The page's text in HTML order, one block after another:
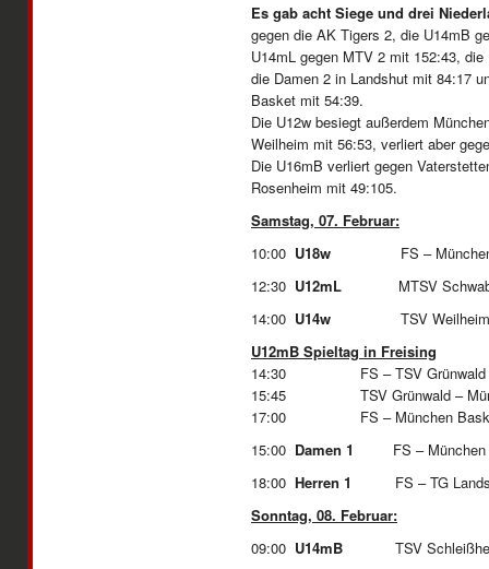
Es gab acht Siege und drei
gegen die AK Tigers 2, die U14mB
U14mL gegen MTV 2 mit 152:43,
die Damen 2 in Landshut mit 84:17
Basket mit 54:39.
Die U12w besiegt außerdem
Weilheim mit 56:53, verliert aber
Die U16mB verliert gegen
Rosenheim mit 49:105.
Samstag, 07. Februar:
10:00 U18w
FS –
12:30 U12mL MTSV
14:00 U14w
TSV Weilheim
U12mB Spieltag in Freising
14:30 FS – TSV Grünwald
15:45 TSV Grünwald –
17:00 FS –
15:00 Damen 1
FS –
18:00 Herren 1 FS –
Sonntag, 08. Februar:
09:00 U14mB TSV